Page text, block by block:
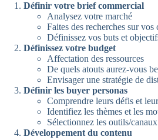
Définir votre brief commercial
Analysez votre marché
Faites des recherches sur vos
Définissez vos buts et
Définissez votre budget
Affectation des ressources
De quels atouts aurez-vous
Envisager une stratégie de
Définir les buyer personas
Comprendre leurs défis et
Identifiez les thèmes et les
Sélectionnez les outils/
Développement du contenu